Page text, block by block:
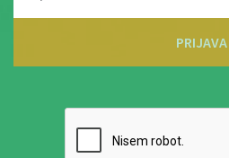
PRIJAVA